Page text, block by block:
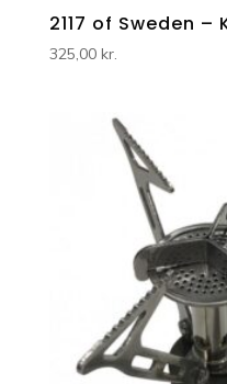
2117 of Sweden
325,00 kr.